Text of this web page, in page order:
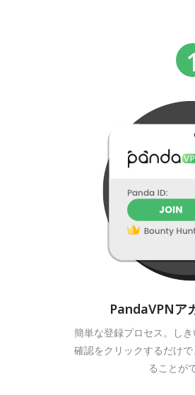
PandaVPNア
簡単な登録プロセス。しき
確認をクリックするだけ
ることが